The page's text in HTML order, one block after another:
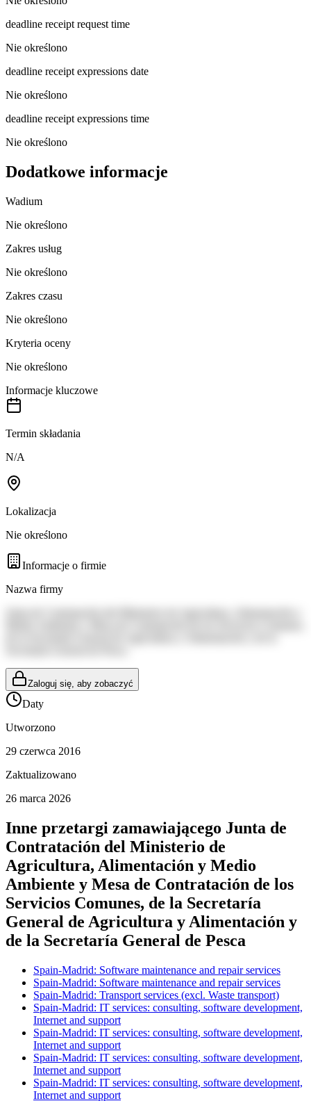
deadline receipt request time
Nie określono
deadline receipt expressions date
Nie określono
deadline receipt expressions time
Nie określono
Dodatkowe informacje
Wadium
Nie określono
Zakres usług
Nie określono
Zakres czasu
Nie określono
Kryteria oceny
Nie określono
Informacje kluczowe
Termin składania
N/A
Lokalizacja
Nie określono
Informacje o firmie
Nazwa firmy
Zaloguj się, aby zobaczyć
Daty
Utworzono
29 czerwca 2016
Zaktualizowano
26 marca 2026
Inne przetargi zamawiającego Junta de
Contratación del Ministerio de
Agricultura, Alimentación y Medio
Ambiente y Mesa de Contratación de los
Servicios Comunes, de la Secretaría
General de Agricultura y Alimentación y
de la Secretaría General de Pesca
Spain-Madrid: Software maintenance and repair services
Spain-Madrid: Software maintenance and repair services
Spain-Madrid: Transport services (excl. Waste transport)
Spain-Madrid: IT services: consulting, software development,
Internet and support
Spain-Madrid: IT services: consulting, software development,
Internet and support
Spain-Madrid: IT services: consulting, software development,
Internet and support
Spain-Madrid: IT services: consulting, software development,
Internet and support